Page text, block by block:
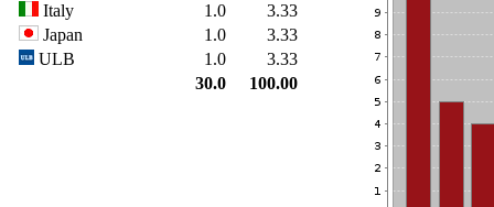
Italy
1.0
3.33
Japan
1.0
3.33
ULB
1.0
3.33
30.0
100.00